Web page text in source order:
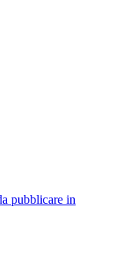
pubblicare in